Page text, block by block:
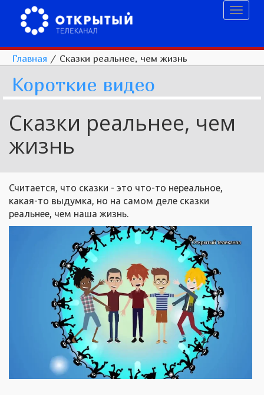
Главная / Сказки реальнее, чем жизнь
Короткие видео
Сказки реальнее, чем
жизнь
Считается, что сказки - это что-то нереальное,
какая-то выдумка, но на самом деле сказки
реальнее, чем наша жизнь.